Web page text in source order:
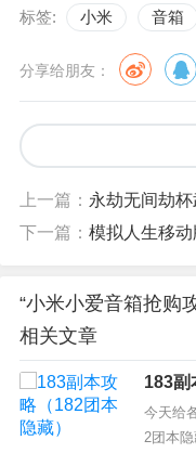
标签: 小米 音箱
分享给朋友：
上一篇： 永劫无间劫杯武
下一篇： 模拟人生移动
“小米小爱音箱抢购
相关文章
183副
今天给
2团本